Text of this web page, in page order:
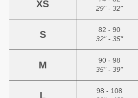
XS
29" - 32"
S
82 - 90
32" - 35"
M
90 - 98
35" - 39"
L
98 - 108